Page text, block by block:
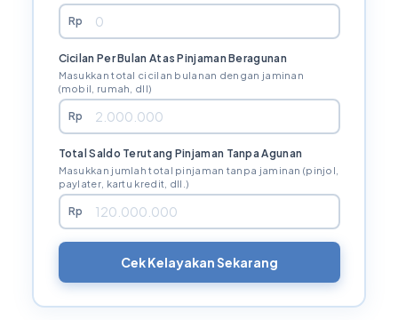
Rp
Cicilan Per Bulan Atas Pinjaman Beragunan
Masukkan total cicilan bulanan dengan jaminan
(mobil, rumah, dll)
Rp
Total Saldo Terutang Pinjaman Tanpa Agunan
Masukkan jumlah total pinjaman tanpa jaminan (pinjol,
paylater, kartu kredit, dll.)
Rp
Cek Kelayakan Sekarang